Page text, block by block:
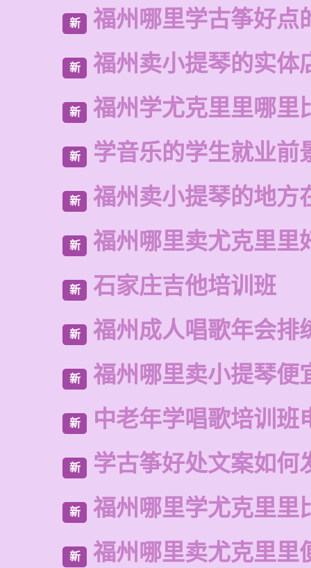
新 福州哪里学古筝好点
新 福州卖小提琴的实体
新 福州学尤克里里哪里
新 学音乐的学生就业前
新 福州卖小提琴的地方
新 福州哪里卖尤克里里
新 石家庄吉他培训班
新 福州成人唱歌年会排
新 福州哪里卖小提琴便
新 中老年学唱歌培训班
新 学古筝好处文案如何
新 福州哪里学尤克里里
新 福州哪里卖尤克里里